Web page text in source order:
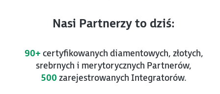
Nasi Partnerzy to dziś:
90+ certyfikowanych diamentowych, złotych,
srebrnych i merytorycznych Partnerów,
500 zarejestrowanych Integratorów.